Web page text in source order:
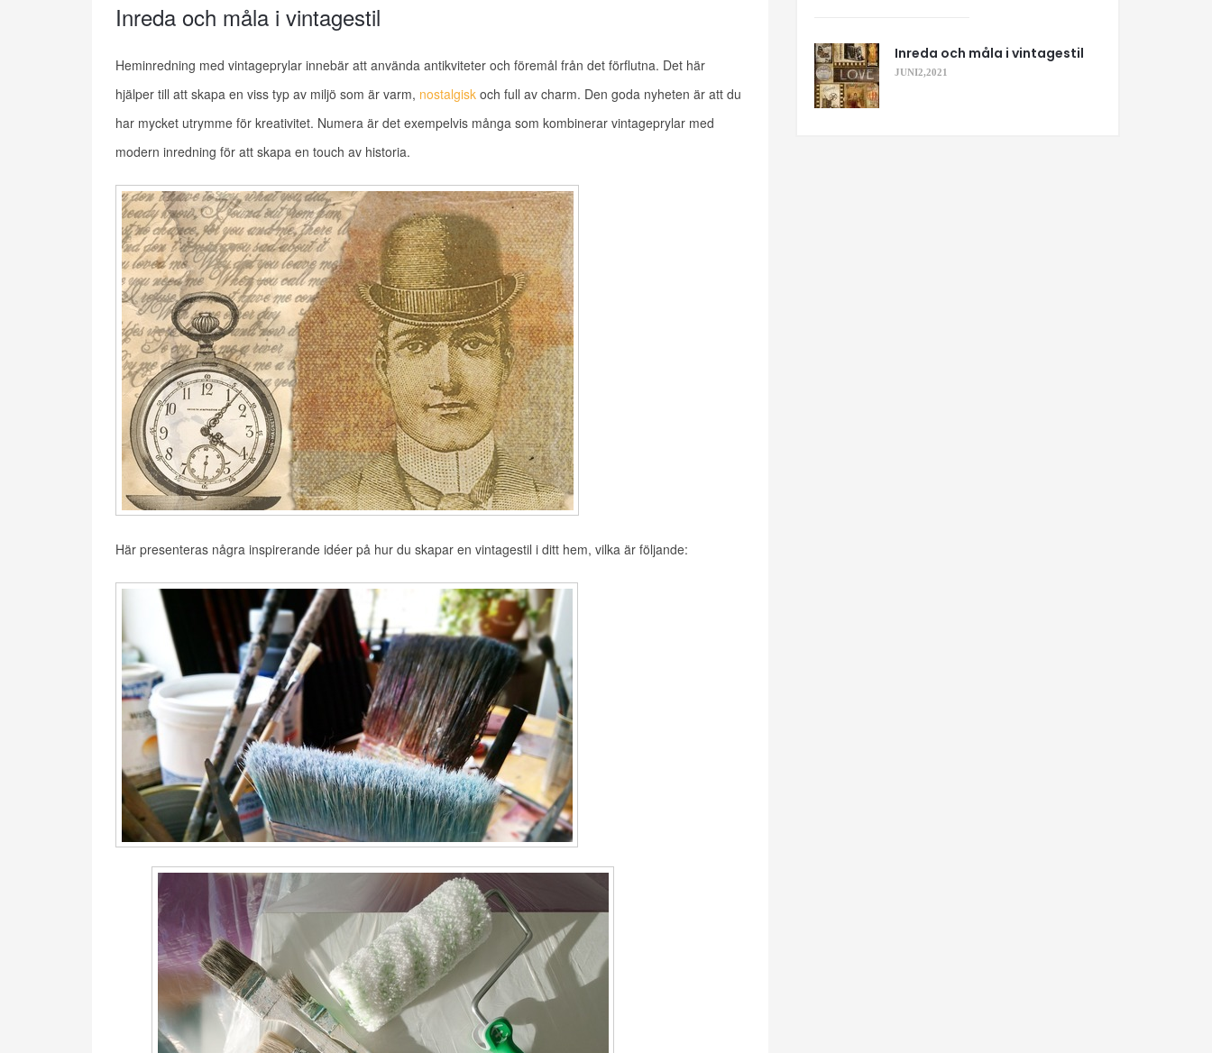
Inreda och måla i vintagestil
Heminredning med vintageprylar innebär att använda antikviteter och föremål från det förflutna. Det här
hjälper till att skapa en viss typ av miljö som är varm, nostalgisk och full av charm. Den goda nyheten är att du
har mycket utrymme för kreativitet. Numera är det exempelvis många som kombinerar vintageprylar med
modern inredning för att skapa en touch av historia.
Här presenteras några inspirerande idéer på hur du skapar en vintagestil i ditt hem, vilka är följande:
Inreda och måla i vintagestil
JUNI 2, 2021